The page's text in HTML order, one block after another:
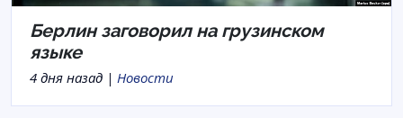
Берлин заговорил на грузинском
языке
4 дня назад | Новости